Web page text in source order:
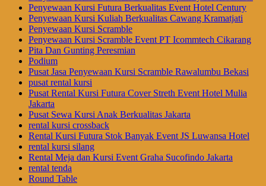
Penyewaan Kursi Futura Berkualitas Event Hotel Century
Penyewaan Kursi Kuliah Berkualitas Cawang Kramatjati
Penyewaan Kursi Scramble
Penyewaan Kursi Scramble Event PT Icommtech Cikarang
Pita Dan Gunting Peresmian
Podium
Pusat Jasa Penyewaan Kursi Scramble Rawalumbu Bekasi
pusat rental kursi
Pusat Rental Kursi Futura Cover Streth Event Hotel Mulia
Jakarta
Pusat Sewa Kursi Anak Berkualitas Jakarta
rental kursi crossback
Rental Kursi Futura Stok Banyak Event JS Luwansa Hotel
rental kursi silang
Rental Meja dan Kursi Event Graha Sucofindo Jakarta
rental tenda
Round Table